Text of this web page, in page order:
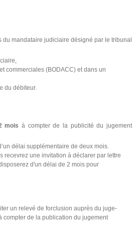
mandataire judiciaire désigné par le tribunal
commerciales (BODACC) et dans un
du débiteur.
mois à compter de la publicité du jugement
délai supplémentaire de deux mois.
recevrez une invitation à déclarer par lettre
d'un délai de 2 mois pour
un relevé de forclusion auprès du juge-
compter de la publication du jugement